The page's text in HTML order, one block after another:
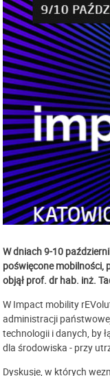
W dniach 9-10
poświęcone mobilności,
objął prof. dr hab. inż.
W Impact mobility
administracji
technologii i danych, by
dla środowiska - przy
Dyskusje, w których